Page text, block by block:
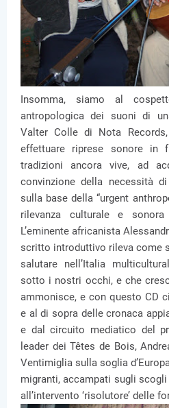
Insomma, siamo al
antropologica dei suoni di
Valter Colle di Nota
effettuare riprese sonore in
tradizioni ancora vive, ad
convinzione della necessità
sulla base della “urgent
rilevanza culturale e
L’eminente africanista
scritto introduttivo rileva come
salutare nell’Italia
sotto i nostri occhi, e che
ammonisce, e con questo CD
e al di sopra delle cronaca
e dal circuito mediatico del
leader dei Têtes de Bois,
Ventimiglia sulla soglia
migranti, accampati sugli
all’intervento ‘risolutore’ delle